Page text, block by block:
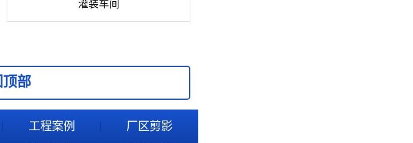
灌装车间
顶部
工程案例
厂区剪影